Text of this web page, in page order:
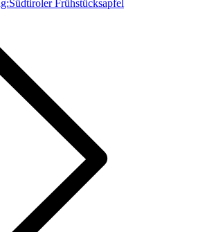
Südtiroler Frühstücksapfel